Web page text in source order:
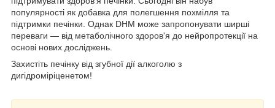
популярності як добавка для полегшення похмілля та
підтримки печінки. Однак DHM може запропонувати ширші
переваги — від метаболічного здоров'я до нейропротекції на
основі нових досліджень.
Захистіть печінку від згубної дії алкоголю з
дигідроміріценетом!